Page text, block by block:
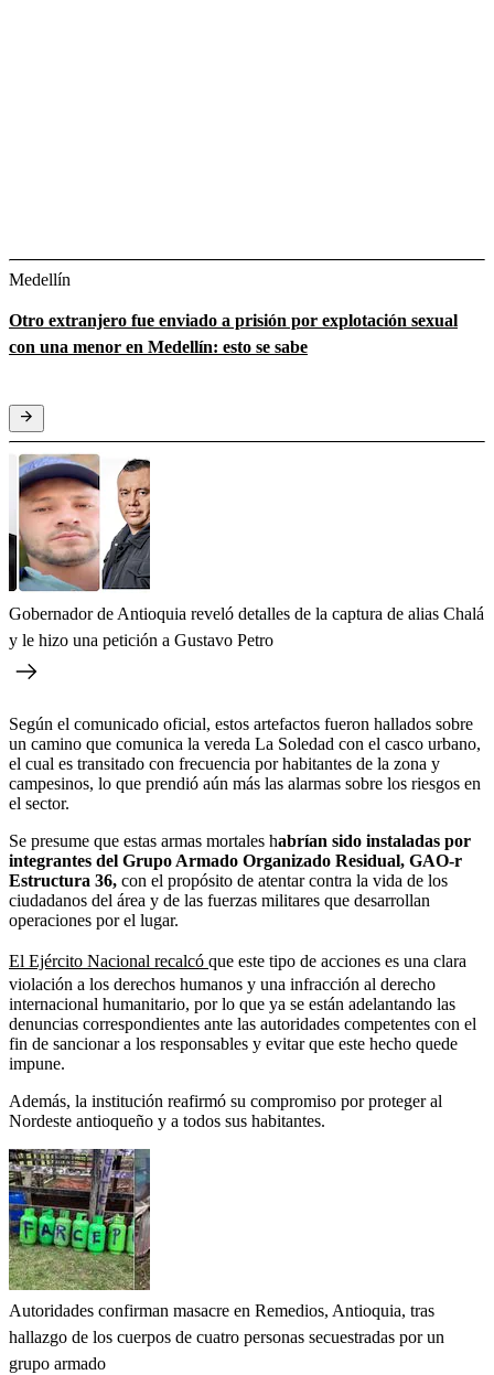
Medellín
Otro extranjero fue enviado a prisión por explotación sexual
con una menor en Medellín: esto se sabe
Gobernador de Antioquia reveló detalles de la captura de alias Chalá
y le hizo una petición a Gustavo Petro
Según el comunicado oficial, estos artefactos fueron hallados sobre
un camino que comunica la vereda La Soledad con el casco urbano,
el cual es transitado con frecuencia por habitantes de la zona y
campesinos, lo que prendió aún más las alarmas sobre los riesgos en
el sector.
Se presume que estas armas mortales habrían sido instaladas por
integrantes del Grupo Armado Organizado Residual, GAO-r
Estructura 36, con el propósito de atentar contra la vida de los
ciudadanos del área y de las fuerzas militares que desarrollan
operaciones por el lugar.
El Ejército Nacional recalcó que este tipo de acciones es una clara
violación a los derechos humanos y una infracción al derecho
internacional humanitario, por lo que ya se están adelantando las
denuncias correspondientes ante las autoridades competentes con el
fin de sancionar a los responsables y evitar que este hecho quede
impune.
Además, la institución reafirmó su compromiso por proteger al
Nordeste antioqueño y a todos sus habitantes.
Autoridades confirman masacre en Remedios, Antioquia, tras
hallazgo de los cuerpos de cuatro personas secuestradas por un
grupo armado